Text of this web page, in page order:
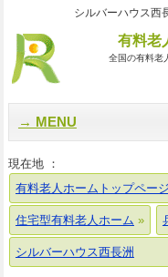
シルバーハウス西
有料老
全国の有料老
MENU
現在地 ：
有料老人ホームトップページ
住宅型有料老人ホーム
シルバーハウス西長洲